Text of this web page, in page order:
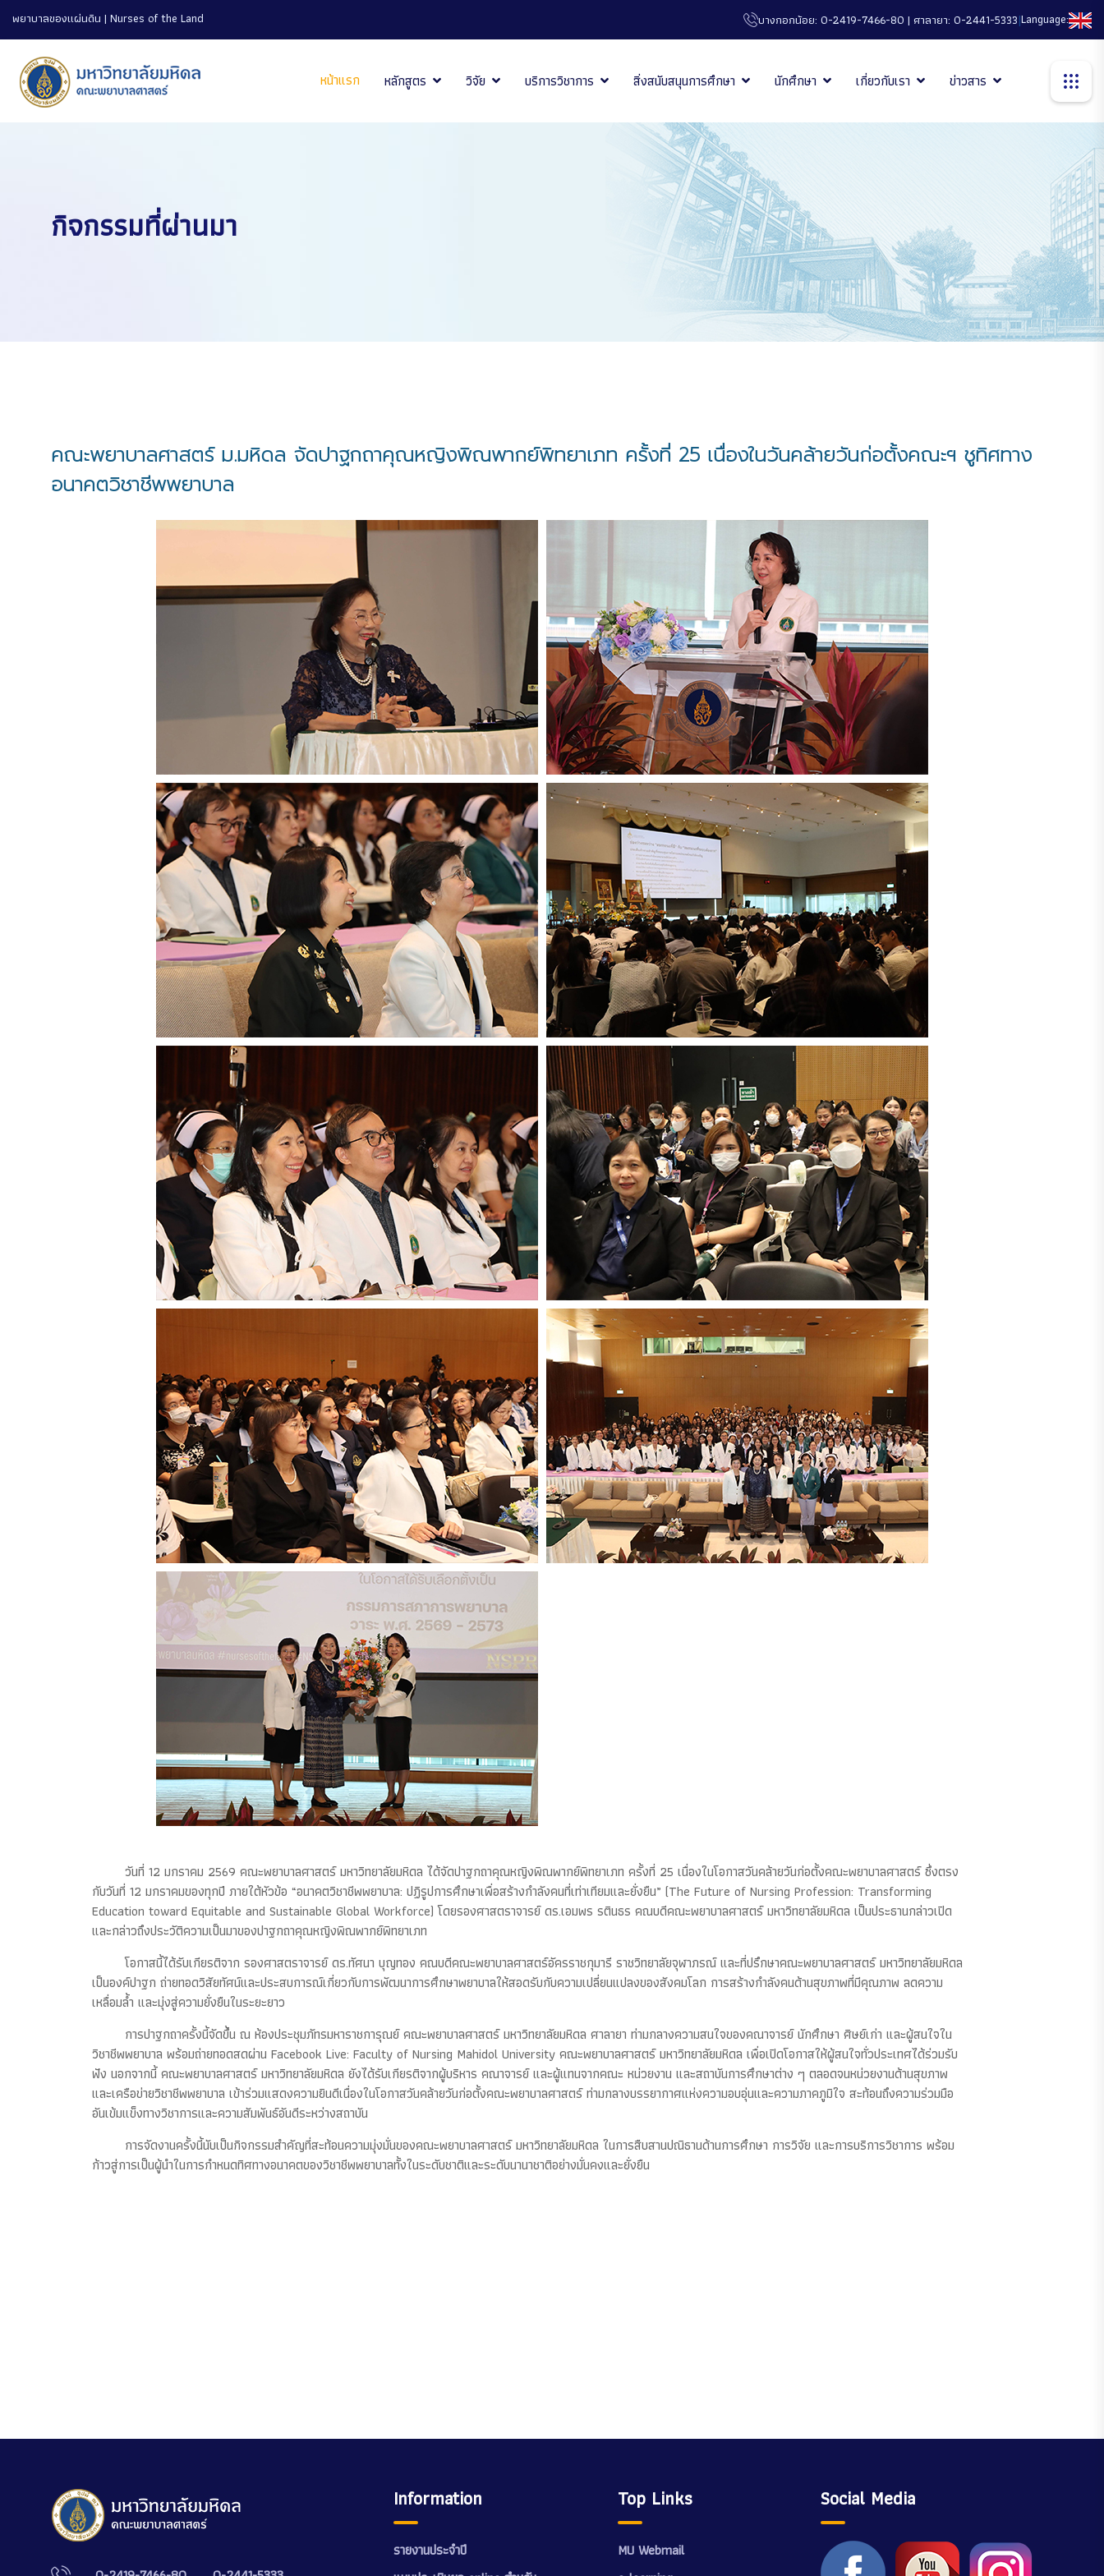
พยาบาลของแผ่นดิน | Nurses of the Land บางกอกน้อย: 0-2419-7466-80 | ศาลายา: 0-2441-5333|Language:
หน้าแรก หลักสูตร วิจัย บริการวิชาการ สิ่งสนับสนุนการศึกษา นักศึกษา เกี่ยวกับเรา ข่าวสาร
กิจกรรมที่ผ่านมา
คณะพยาบาลศาสตร์ ม.มหิดล จัดปาฐกถาคุณหญิงพิณพากย์พิทยาเภท ครั้งที่ 25 เนื่องในวันคล้ายวันก่อตั้งคณะฯ ชูทิศทาง
อนาคตวิชาชีพพยาบาล
วันที่ 12 มกราคม 2569 คณะพยาบาลศาสตร์ มหาวิทยาลัยมหิดล ได้จัดปาฐกถาคุณหญิงพิณพากย์พิทยาเภท ครั้งที่ 25 เนื่องในโอกาสวันคล้ายวันก่อตั้งคณะพยาบาลศาสตร์ ซึ่งตรง
กับวันที่ 12 มกราคมของทุกปี ภายใต้หัวข้อ “อนาคตวิชาชีพพยาบาล: ปฏิรูปการศึกษาเพื่อสร้างกำลังคนที่เท่าเทียมและยั่งยืน” (The Future of Nursing Profession: Transforming
Education toward Equitable and Sustainable Global Workforce) โดยรองศาสตราจารย์ ดร.เอมพร รตินธร คณบดีคณะพยาบาลศาสตร์ มหาวิทยาลัยมหิดล เป็นประธานกล่าวเปิด
และกล่าวถึงประวัติความเป็นมาของปาฐกถาคุณหญิงพิณพากย์พิทยาเภท
โอกาสนี้ได้รับเกียรติจาก รองศาสตราจารย์ ดร.ทัศนา บุญทอง คณบดีคณะพยาบาลศาสตร์อัครราชกุมารี ราชวิทยาลัยจุฬาภรณ์ และที่ปรึกษาคณะพยาบาลศาสตร์ มหาวิทยาลัยมหิดล
เป็นองค์ปาฐก ถ่ายทอดวิสัยทัศน์และประสบการณ์เกี่ยวกับการพัฒนาการศึกษาพยาบาลให้สอดรับกับความเปลี่ยนแปลงของสังคมโลก การสร้างกำลังคนด้านสุขภาพที่มีคุณภาพ ลดความ
เหลื่อมล้ำ และมุ่งสู่ความยั่งยืนในระยะยาว
การปาฐกถาครั้งนี้จัดขึ้น ณ ห้องประชุมภัทรมหาราชการุณย์ คณะพยาบาลศาสตร์ มหาวิทยาลัยมหิดล ศาลายา ท่ามกลางความสนใจของคณาจารย์ นักศึกษา ศิษย์เก่า และผู้สนใจใน
วิชาชีพพยาบาล พร้อมถ่ายทอดสดผ่าน Facebook Live: Faculty of Nursing Mahidol University คณะพยาบาลศาสตร์ มหาวิทยาลัยมหิดล เพื่อเปิดโอกาสให้ผู้สนใจทั่วประเทศได้ร่วมรับ
ฟัง นอกจากนี้ คณะพยาบาลศาสตร์ มหาวิทยาลัยมหิดล ยังได้รับเกียรติจากผู้บริหาร คณาจารย์ และผู้แทนจากคณะ หน่วยงาน และสถาบันการศึกษาต่าง ๆ ตลอดจนหน่วยงานด้านสุขภาพ
และเครือข่ายวิชาชีพพยาบาล เข้าร่วมแสดงความยินดีเนื่องในโอกาสวันคล้ายวันก่อตั้งคณะพยาบาลศาสตร์ ท่ามกลางบรรยากาศแห่งความอบอุ่นและความภาคภูมิใจ สะท้อนถึงความร่วมมือ
อันเข้มแข็งทางวิชาการและความสัมพันธ์อันดีระหว่างสถาบัน
การจัดงานครั้งนี้นับเป็นกิจกรรมสำคัญที่สะท้อนความมุ่งมั่นของคณะพยาบาลศาสตร์ มหาวิทยาลัยมหิดล ในการสืบสานปณิธานด้านการศึกษา การวิจัย และการบริการวิชาการ พร้อม
ก้าวสู่การเป็นผู้นำในการกำหนดทิศทางอนาคตของวิชาชีพพยาบาลทั้งในระดับชาติและระดับนานาชาติอย่างมั่นคงและยั่งยืน
Information
รายงานประจำปี
Top Links
MU Webmail
Social Media